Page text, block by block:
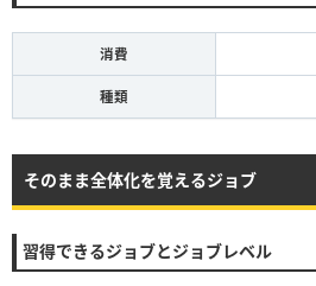
消費
種類
そのまま全体化を覚えるジョブ
習得できるジョブとジョブレベル